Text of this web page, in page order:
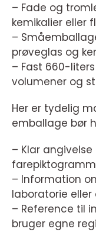
– Fade og
kemikalier eller
–
prøveglas og
– Fast 660-
volumener og
Her er tydelig
emballage bør
– Klar
– Information
laboratorie
– Reference til
bruger egne